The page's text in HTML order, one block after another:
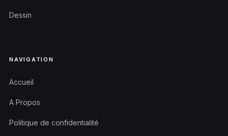
Dessin
NAVIGATION
Accueil
A Propos
Politique de confidentialité